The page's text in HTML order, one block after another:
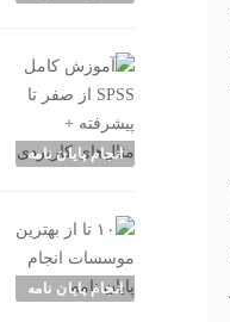
انجام پایان نامه
انجام پایان نامه